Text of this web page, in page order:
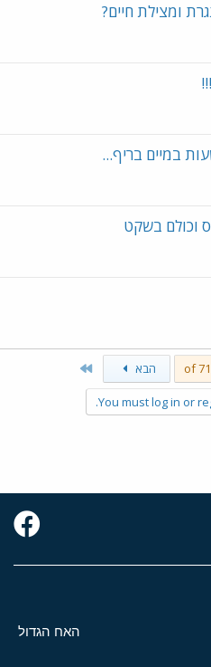
ומצילת חיים?
במיים בריף...
וכולם בשקט
הבא
You must log in or
האח הגדול